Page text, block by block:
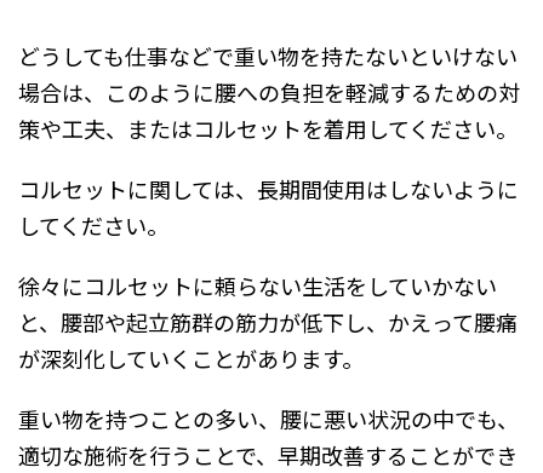
どうしても仕事などで重い物を持たないといけない
場合は、このように腰への負担を軽減するための対
策や工夫、またはコルセットを着用してください。
コルセットに関しては、長期間使用はしないように
してください。
徐々にコルセットに頼らない生活をしていかない
と、腰部や起立筋群の筋力が低下し、かえって腰痛
が深刻化していくことがあります。
重い物を持つことの多い、腰に悪い状況の中でも、
適切な施術を行うことで、早期改善することができ